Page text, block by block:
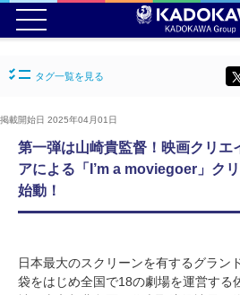
タグ一覧を見る
掲載開始日 2025年04月01日
第一弾は山崎貴監督！映画クリエ
アによる「I’m a moviegoer」ク
始動！
日本最大のスクリーンを有するグラン
袋をはじめ全国で18の劇場を運営する